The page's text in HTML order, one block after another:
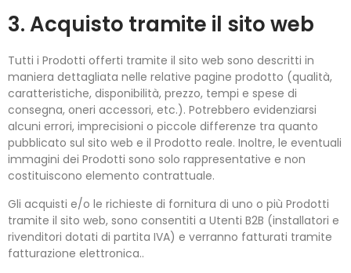
3. Acquisto tramite il sito web
Tutti i Prodotti offerti tramite il sito web sono descritti in
maniera dettagliata nelle relative pagine prodotto (qualità,
caratteristiche, disponibilità, prezzo, tempi e spese di
consegna, oneri accessori, etc.). Potrebbero evidenziarsi
alcuni errori, imprecisioni o piccole differenze tra quanto
pubblicato sul sito web e il Prodotto reale. Inoltre, le eventuali
immagini dei Prodotti sono solo rappresentative e non
costituiscono elemento contrattuale.
Gli acquisti e/o le richieste di fornitura di uno o più Prodotti
tramite il sito web, sono consentiti a Utenti B2B (installatori e
rivenditori dotati di partita IVA) e verranno fatturati tramite
fatturazione elettronica..